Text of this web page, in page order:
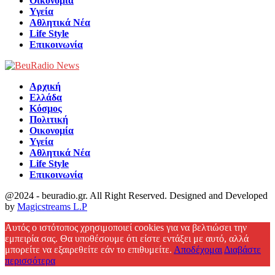
Υγεία
Αθλητικά Νέα
Life Style
Επικοινωνία
Αρχική
Ελλάδα
Κόσμος
Πολιτική
Οικονομία
Υγεία
Αθλητικά Νέα
Life Style
Επικοινωνία
@2024 - beuradio.gr. All Right Reserved. Designed and Developed
by Magicstreams L.P
Αυτός ο ιστότοπος χρησιμοποιεί cookies για να βελτιώσει την
εμπειρία σας. Θα υποθέσουμε ότι είστε εντάξει με αυτό, αλλά
μπορείτε να εξαιρεθείτε εάν το επιθυμείτε. Αποδέχομαι Διαβάστε
περισσότερα